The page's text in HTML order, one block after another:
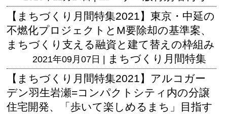
【まちづくり月間特集2021】東京・中延の
不燃化プロジェクトとM要除却の基準案、
まちづくり支える融資と建て替えの枠組み
2021年09月07日 | まちづくり月間特集
【まちづくり月間特集2021】アルコガー
デン羽生岩瀬=コンパクトシティ内の分譲
住宅開発、「歩いて楽しめるまち」目指す